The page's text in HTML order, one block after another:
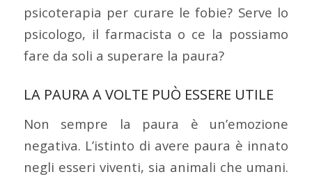
psicoterapia per curare le fobie? Serve lo
psicologo, il farmacista o ce la possiamo
fare da soli a superare la paura?
LA PAURA A VOLTE PUÒ ESSERE UTILE
Non sempre la paura è un’emozione
negativa. L’istinto di avere paura è innato
negli esseri viventi, sia animali che umani.